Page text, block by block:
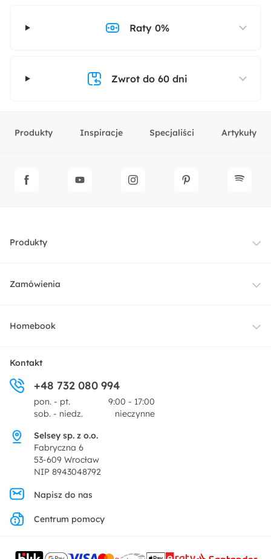
Raty 0%
Zwrot do 60 dni
Produkty Inspiracje Specjaliści Artykuły
Produkty
Meble
Dekoracje i akcesoria
Promocje
Zamówienia
Dostawa
Zwroty
Pytania i odpowiedzi
Homebook
O nas
Centrum prasowe
Regulamin
Polityka prywatności
Ustawienia prywatności
Kontakt
Kontakt
+48 732 080 994
pon. - pt.
9:00 - 17:00
sob. - niedz.
nieczynne
Selsey sp. z o.o.
Fabryczna 6
53-609 Wrocław
NIP 8943048792
Napisz do nas
Centrum pomocy